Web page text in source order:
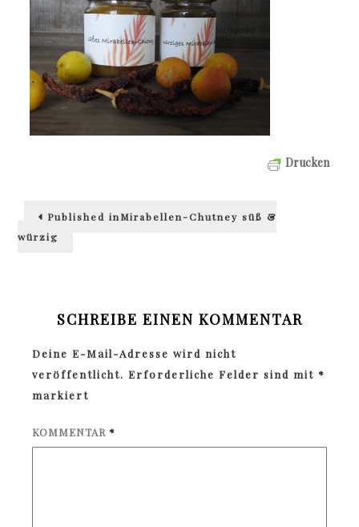
Drucken
Beitragsnavigation
Published inMirabellen-Chutney süß &
würzig
SCHREIBE EINEN KOMMENTAR
Deine E-Mail-Adresse wird nicht
veröffentlicht. Erforderliche Felder sind mit *
markiert
KOMMENTAR *